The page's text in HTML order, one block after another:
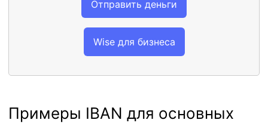
Отправить деньги
Wise для бизнеса
Примеры IBAN для основных